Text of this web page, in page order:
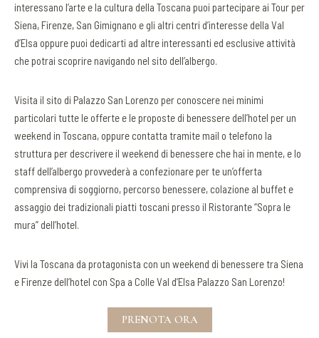
interessano l’arte e la cultura della Toscana puoi partecipare ai Tour per
Siena, Firenze, San Gimignano e gli altri centri d’interesse della Val
d’Elsa oppure puoi dedicarti ad altre interessanti ed esclusive attività
che potrai scoprire navigando nel sito dell’albergo.
Visita il sito di Palazzo San Lorenzo per conoscere nei minimi
particolari tutte le offerte e le proposte di benessere dell’hotel per un
weekend in Toscana, oppure contatta tramite mail o telefono la
struttura per descrivere il weekend di benessere che hai in mente, e lo
staff dell’albergo provvederà a confezionare per te un’offerta
comprensiva di soggiorno, percorso benessere, colazione al buffet e
assaggio dei tradizionali piatti toscani presso il Ristorante “Sopra le
mura” dell’hotel.
Vivi la Toscana da protagonista con un weekend di benessere tra Siena
e Firenze dell’hotel con Spa a Colle Val d’Elsa Palazzo San Lorenzo!
PRENOTA ORA